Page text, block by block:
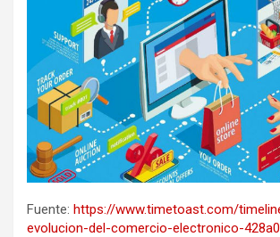
Fuente: https://www.timetoast.com/
evolucion-del-comercio-electronico-